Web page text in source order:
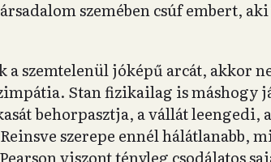
szemében csúf embert,
a szemtelenül jóképű arcát, akkor
Stan fizikailag is máshogy
behorpasztja, a vállát leengedi,
szerepe ennél hálátlanabb,
viszont tényleg csodálatos